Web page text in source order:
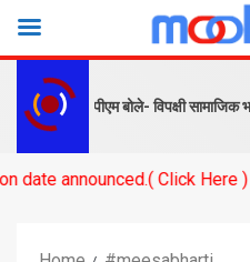
संदेश… पीएम बोले- विपक्षी सामाजिक भाव की
Click Here )